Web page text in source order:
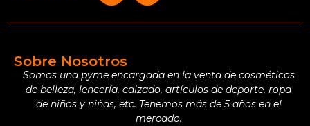
Sobre Nosotros
Somos una pyme encargada en la venta de cosméticos
de belleza, lencería, calzado, artículos de deporte, ropa
de niños y niñas, etc. Tenemos más de 5 años en el
mercado.